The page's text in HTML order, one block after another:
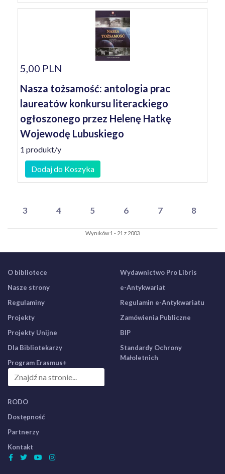
5,00 PLN
Nasza tożsamość: antologia prac
laureatów konkursu literackiego
ogłoszonego przez Helenę Hatkę
Wojewodę Lubuskiego
1 produkt/y
Dodaj do Koszyka
3 4 5 6 7 8
Wyników 1 - 21 z 2003
O bibliotece
Nasze strony
Regulaminy
Projekty
Projekty Unijne
Dla Bibliotekarzy
Program Erasmus+
Wydawnictwo Pro Libris
e-Antykwariat
Regulamin e-Antykwariatu
Zamówienia Publiczne
BIP
Standardy Ochrony
Małoletnich
RODO
Dostępność
Partnerzy
Kontakt